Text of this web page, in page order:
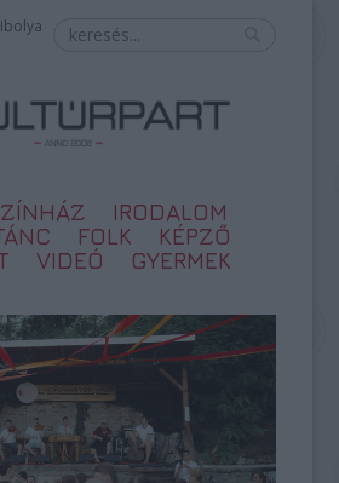
IRODALOM
FOLK
KÉPZŐ
VIDEÓ GYERMEK